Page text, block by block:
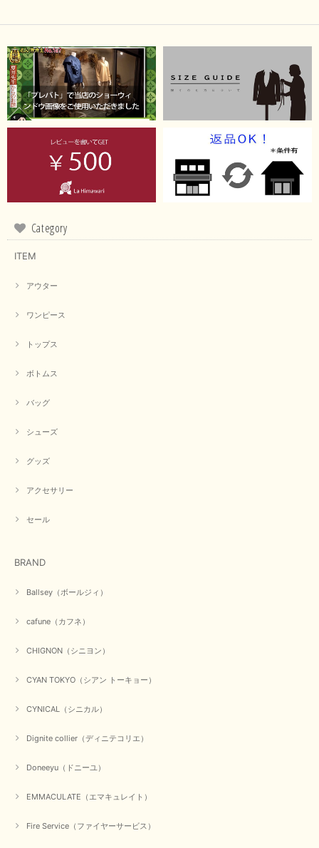
Category
ITEM
アウター
ワンピース
トップス
ボトムス
バッグ
シューズ
グッズ
アクセサリー
セール
BRAND
Ballsey（ボールジィ）
cafune（カフネ）
CHIGNON（シニヨン）
CYAN TOKYO（シアン トーキョー）
CYNICAL（シニカル）
Dignite collier（ディニテコリエ）
Doneeyu（ドニーユ）
EMMACULATE（エマキュレイト）
Fire Service（ファイヤーサービス）